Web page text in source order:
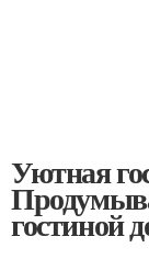
Уютная
гостиной